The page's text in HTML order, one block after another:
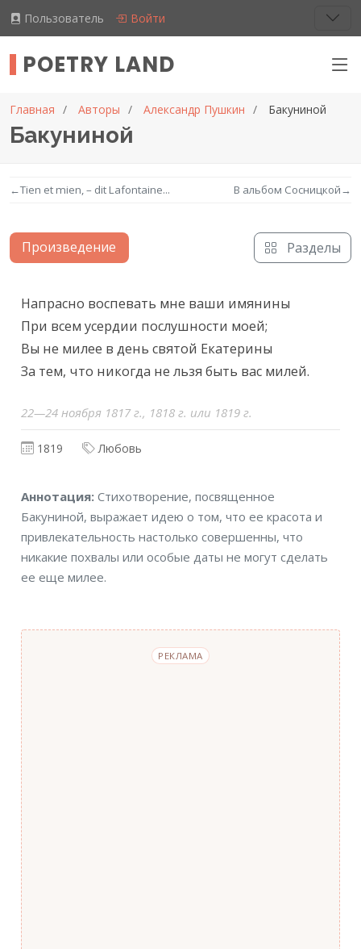
Пользователь Войти
POETRY LAND
Главная Авторы Александр Пушкин Бакуниной
Бакуниной
←Tien et mien, – dit Lafontaine... В альбом Сосницкой→
Произведение Разделы
Текст произведения
Напрасно воспевать мне ваши имянины
При всем усердии послушности моей;
Вы не милее в день святой Екатерины
За тем, что никогда не льзя быть вас милей.
22—24 ноября 1817 г., 1818 г. или 1819 г.
1819 Любовь
Аннотация
Аннотация:Стихотворение, посвященное
Бакуниной, выражает идею о том, что ее красота и
привлекательность настолько совершенны, что
никакие похвалы или особые даты не могут сделать
ее еще милее.
РЕКЛАМА